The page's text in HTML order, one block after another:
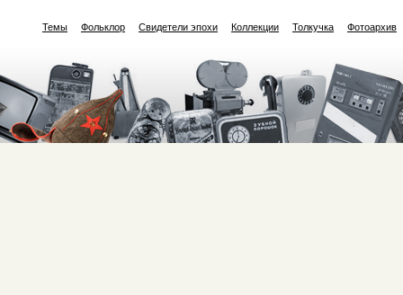
Темы Фольклор Свидетели эпохи Коллекции Толкучка Фотоархив